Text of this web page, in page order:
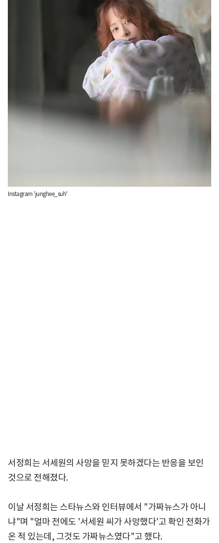
Instagram 'junghee_suh'
서정희는 서세원의 사망을 믿지 못하겠다는 반응을 보인
것으로 전해졌다.
이날 서정희는 스타뉴스와 인터뷰에서 "가짜뉴스가 아니
냐"며 "얼마 전에도 '서세원 씨가 사망했다'고 확인 전화가
온 적 있는데, 그것도 가짜뉴스였다"고 했다.